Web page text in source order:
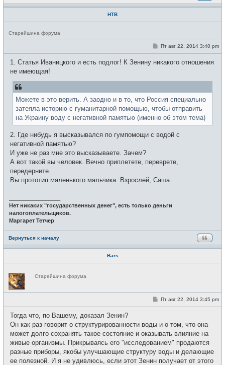
НТВ
Н
е
т
Старейшина форума
С
б
н
е
Пт авг 22, 2014 3:40 pm
1. Статья Иваницкого и есть подлог! К Зенину никакого отношения
не имеющая!
Можете в это верить. А заодно и в то, что Россия специально
затеяла историю с гуманитарной помощью, чтобы отправить
на Украину воду с негативной памятью (именно об этом тема)
2. Где нибудь я высказывался по гумпомощи с водой с
негативной памятью?
И уже не раз мне это высказываете. Зачем?
А вот такой вы человек. Вечно приплетете, переврете,
передерните.
Вы прототип маленького мальчика. Взрослей, Саша.
Нет никаких "государственных денег", есть только деньги
налогоплательщиков.
Маргарет Тетчер
Вернуться к началу
Bars
Н
е
в
с
и
Старейшина форума
С
щ
н
и
Пт авг 22, 2014 3:45 pm
Тогда что, по Вашему, доказал Зенин?
Он как раз говорит о структурированности воды и о том, что она
может долго сохранять такое состояние и оказывать влияние на
живые организмы. Прикрываясь его "исследованием" продаются
разные приборы, якобы улучшающие структуру воды и делающие
ее полезной. И я не удивлюсь, если этот Зенин получает от этого